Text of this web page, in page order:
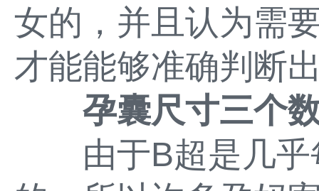
女的，并且认为需
才能能够准确判断
孕囊尺寸三个
由于B超是几乎